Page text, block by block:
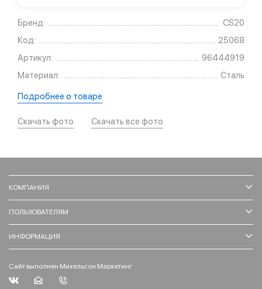
Бренд:
CS20
Код:
25068
Артикул:
96444919
Материал:
Сталь
Подробнее о товаре
Скачать фото Скачать все фото
КОМПАНИЯ
ПОЛЬЗОВАТЕЛЯМ
ИНФОРМАЦИЯ
Сайт выполнен Михельсон Маркетинг